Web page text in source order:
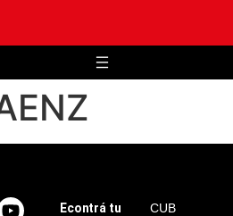
Econtrá tu
CUB